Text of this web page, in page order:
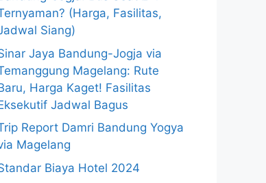
(Harga, Fasilitas,
Siang)
Jaya Bandung-Jogja via
Magelang: Rute
Harga Kaget! Fasilitas
Jadwal Bagus
Report Damri Bandung Yogya
Magelang
Biaya Hotel 2024